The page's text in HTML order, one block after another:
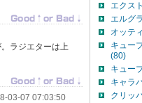
ラジエターは上
03-07 07:03:50
エクス
エルグ
オッテ
キュー
(80)
キュー
キャラ
クリッ